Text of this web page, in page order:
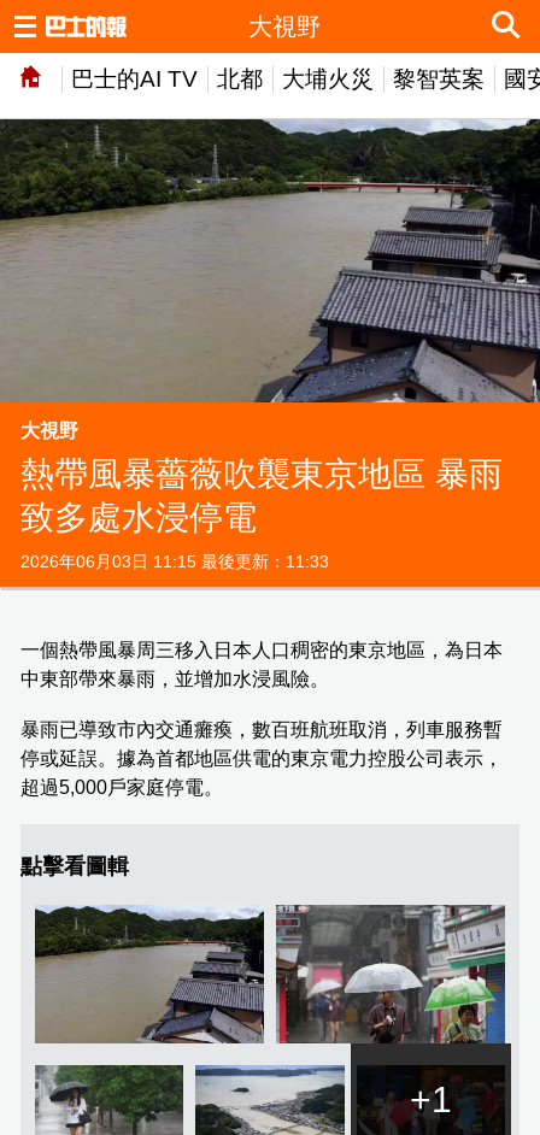
巴士的AI TV 北都 大埔火災 黎智英案 國
大視野
大視野
熱帶風暴薔薇吹襲東京地區 暴雨
致多處水浸停電
2026年06月03日 11:15 最後更新：11:33
一個熱帶風暴周三移入日本人口稠密的東京地區，為日本
中東部帶來暴雨，並增加水浸風險。
暴雨已導致市內交通癱瘓，數百班航班取消，列車服務暫
停或延誤。據為首都地區供電的東京電力控股公司表示，
超過5,000戶家庭停電。
點擊看圖輯
+1